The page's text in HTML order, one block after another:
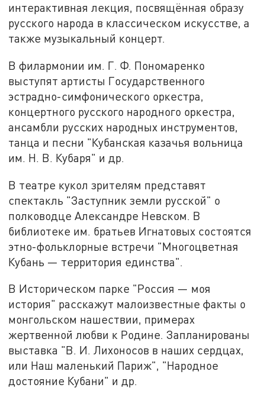
интерактивная лекция, посвящённая образу
русского народа в классическом искусстве, а
также музыкальный концерт.
В филармонии им. Г. Ф. Пономаренко
выступят артисты Государственного
эстрадно-симфонического оркестра,
концертного русского народного оркестра,
ансамбли русских народных инструментов,
танца и песни "Кубанская казачья вольница
им. Н. В. Кубаря" и др.
В театре кукол зрителям представят
спектакль "Заступник земли русской" о
полководце Александре Невском. В
библиотеке им. братьев Игнатовых состоятся
этно-фольклорные встречи "Многоцветная
Кубань — территория единства".
В Историческом парке "Россия — моя
история" расскажут малоизвестные факты о
монгольском нашествии, примерах
жертвенной любви к Родине. Запланированы
выставка "В. И. Лихоносов в наших сердцах,
или Наш маленький Париж", "Народное
достояние Кубани" и др.